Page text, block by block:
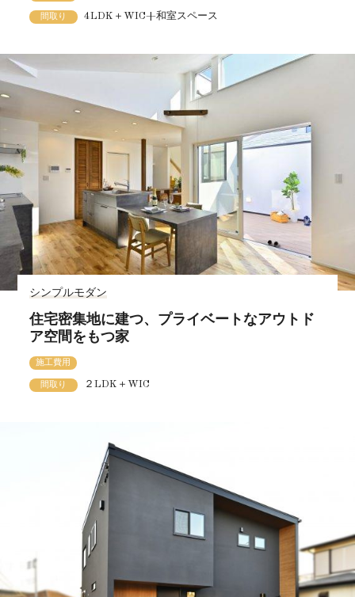
間取り 4LDK＋WIC+和室スペース
シンプルモダン
住宅密集地に建つ、プライベートなアウトド
ア空間をもつ家
施工費用
間取り ２LDK＋WIC